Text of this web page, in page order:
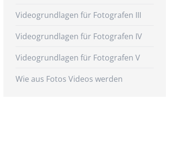
Videogrundlagen für Fotografen III
Videogrundlagen für Fotografen IV
Videogrundlagen für Fotografen V
Wie aus Fotos Videos werden